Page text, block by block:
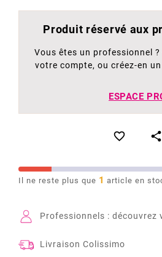
Produit réservé aux
Vous êtes un professionnel
votre compte, ou créez-en
ESPACE
 
Il ne reste plus que 1 article en
Professionnels : découvrez
Livraison Colissimo